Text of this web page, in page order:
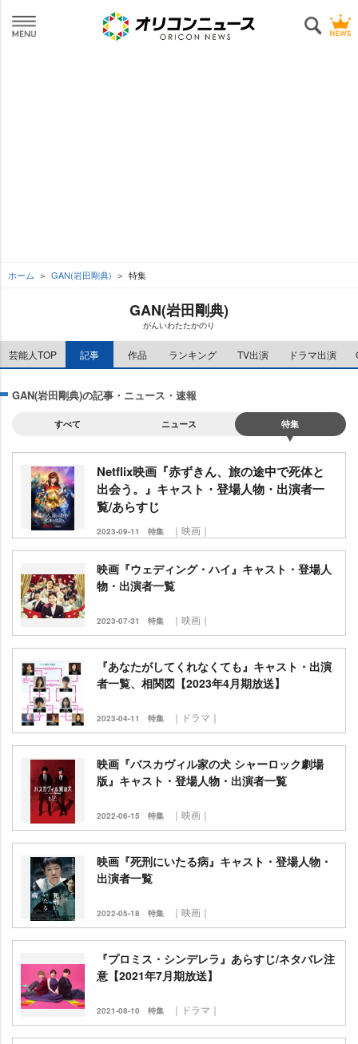
ホーム GAN(岩田剛典) 特集
GAN(岩田剛典)
がんいわたたかのり
芸能人TOP 記事 作品 ランキング TV出演 ドラマ出演
GAN(岩田剛典)の記事・ニュース・速報
すべて ニュース 特集
Netflix映画『赤ずきん、旅の途中で死体と
出会う。』キャスト・登場人物・出演者一
覧/あらすじ
2023-09-11 特集 ｜映画｜
映画『ウェディング・ハイ』キャスト・登場人
物・出演者一覧
2023-07-31 特集 ｜映画｜
『あなたがしてくれなくても』キャスト・出演
者一覧、相関図【2023年4月期放送】
2023-04-11 特集 ｜ドラマ｜
映画『バスカヴィル家の犬 シャーロック劇場
版』キャスト・登場人物・出演者一覧
2022-06-15 特集 ｜映画｜
映画『死刑にいたる病』キャスト・登場人物・
出演者一覧
2022-05-18 特集 ｜映画｜
『プロミス・シンデレラ』あらすじ/ネタバレ注
意【2021年7月期放送】
2021-08-10 特集 ｜ドラマ｜